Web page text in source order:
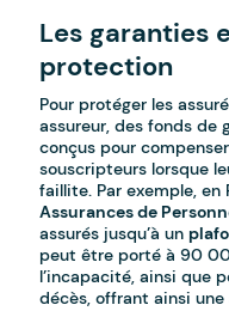
Les garanties
protection
Pour protéger les
assureur, des fonds de
conçus pour
souscripteurs lorsque
faillite. Par exemple, en
Assurances de
assurés jusqu’à un
peut être porté à 90
l’incapacité, ainsi que
décès, offrant ainsi